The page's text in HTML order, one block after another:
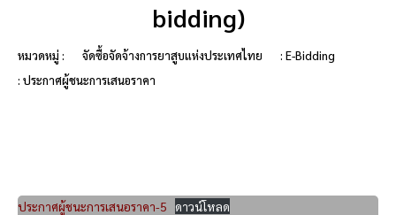
bidding)
หมวดหมู่ : จัดซื้อจัดจ้างการยาสูบแห่งประเทศไทย
: E-Bidding
: ประกาศผู้ชนะการเสนอราคา
ประกาศผู้ชนะการเสนอราคา-5 ดาวน์โหลด